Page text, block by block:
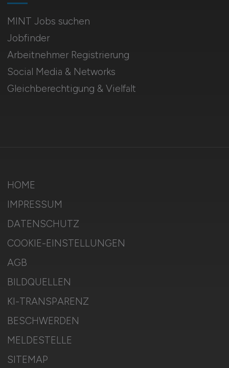
MINT Jobs suchen
Jobfinder
Arbeitnehmer Registrierung
Social Media & Networks
Gleichberechtigung & Vielfalt
HOME
IMPRESSUM
DATENSCHUTZ
COOKIE-EINSTELLUNGEN
AGB
BILDQUELLEN
KI-TRANSPARENZ
BESCHWERDEN
MELDESTELLE
SITEMAP